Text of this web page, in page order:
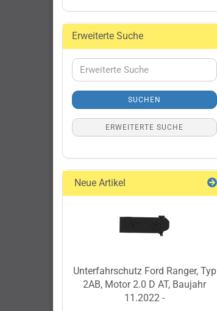
Erweiterte Suche
Erweiterte
Suche
SUCHEN
ERWEITERTE SUCHE
Neue Artikel
Unterfahrschutz Ford Ranger, Typ
2AB, Motor 2.0 D AT, Baujahr
11.2022 -